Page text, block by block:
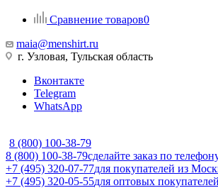
Сравнение товаров0
maia@menshirt.ru
г. Узловая, Тульская область
Вконтакте
Telegram
WhatsApp
8 (800) 100-38-79
8 (800) 100-38-79сделайте заказ по
+7 (495) 320-07-77для покупателей из
+7 (495) 320-05-55для оптовых покупателей